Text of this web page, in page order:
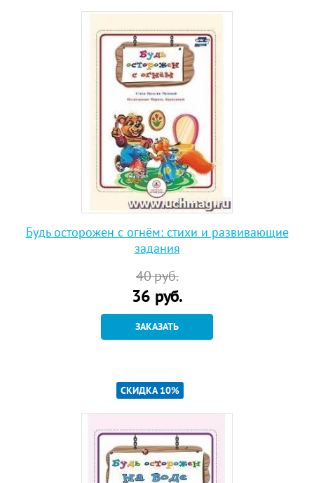
Будь осторожен с огнём: стихи и развивающие
задания
40руб.
36 руб.
ЗАКАЗАТЬ
СКИДКА 10%